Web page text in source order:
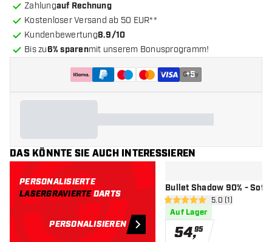
Zahlungauf Rechnung
Kostenloser Versand ab 50 EUR**
Kundenbewertung8.9/10
Bis zu6% sparenmit unserem Bonusprogramm!
+5
DAS KÖNNTE SIE AUCH INTERESSIEREN
PERSONALISIERTE
LASERGRAVIERTEDARTS
PERSONALISIEREN
Bullet Shadow 90% -
5 Bewertungssterne
5.0 (1)
Auf Lager
54,95